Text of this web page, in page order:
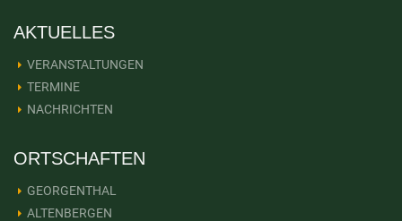
AKTUELLES
VERANSTALTUNGEN
TERMINE
NACHRICHTEN
ORTSCHAFTEN
GEORGENTHAL
ALTENBERGEN